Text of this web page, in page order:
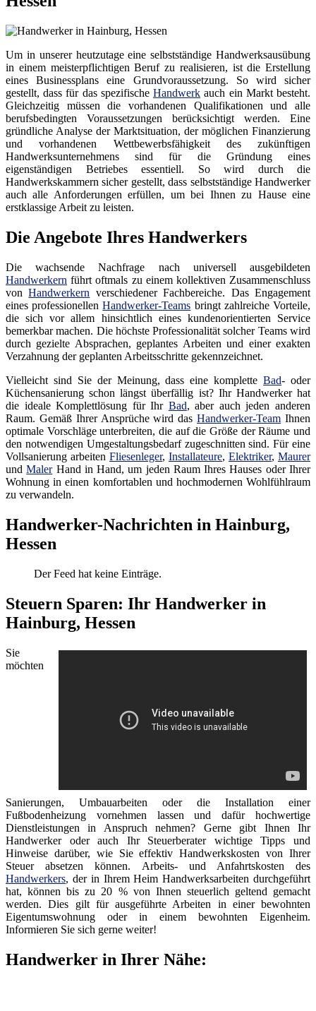
Um in unserer heutzutage eine selbstständige Handwerksausübung
in einem meisterpflichtigen Beruf zu realisieren, ist die Erstellung
eines Businessplans eine Grundvoraussetzung. So wird sicher
gestellt, dass für das spezifischeHandwerk auch ein Markt besteht.
Gleichzeitig müssen die vorhandenen Qualifikationen und alle
berufsbedingten Voraussetzungen berücksichtigt werden. Eine
gründliche Analyse der Marktsituation, der möglichen Finanzierung
und vorhandenen Wettbewerbsfähigkeit des zukünftigen
Handwerksunternehmens sind für die Gründung eines
eigenständigen Betriebes essentiell. So wird durch die
Handwerkskammern sicher gestellt, dass selbstständige Handwerker
auch alle Anforderungen erfüllen, um bei Ihnen zu Hause eine
erstklassige Arbeit zu leisten.
Die Angebote Ihres Handwerkers
Die wachsende Nachfrage nach universell ausgebildeten
Handwerkern führt oftmals zu einem kollektiven Zusammenschluss
vonHandwerkern verschiedener Fachbereiche. Das Engagement
eines professionellenHandwerker-Teams bringt zahlreiche Vorteile,
die sich vor allem hinsichtlich eines kundenorientierten Service
bemerkbar machen. Die höchste Professionalität solcher Teams wird
durch gezielte Absprachen, geplantes Arbeiten und einer exakten
Verzahnung der geplanten Arbeitsschritte gekennzeichnet.
Vielleicht sind Sie der Meinung, dass eine kompletteBad- oder
Küchensanierung schon längst überfällig ist? Ihr Handwerker hat
die ideale Komplettlösung für Ihr Bad, aber auch jeden anderen
Raum. Gemäß Ihrer Ansprüche wird dasHandwerker-Team Ihnen
optimale Vorschläge unterbreiten, die auf die Größe der Räume und
den notwendigen Umgestaltungsbedarf zugeschnitten sind. Für eine
Vollsanierung arbeiten Fliesenleger, Installateure, Elektriker, Maurer
undMalerHand in Hand, um jeden Raum Ihres Hauses oder Ihrer
Wohnung in einen komfortablen und hochmodernen Wohlfühlraum
zu verwandeln.
Handwerker-Nachrichten in Hainburg,
Hessen
Der Feed hat keine Einträge.
Steuern Sparen: Ihr Handwerker in
Hainburg, Hessen
Sie
möchten
Sanierungen, Umbauarbeiten oder die Installation einer
Fußbodenheizung vornehmen lassen und dafür hochwertige
Dienstleistungen in Anspruch nehmen? Gerne gibt Ihnen Ihr
Handwerker oder auch Ihr Steuerberater wichtige Tipps und
Hinweise darüber, wie Sie effektiv Handwerkskosten von Ihrer
Steuer absetzen können. Arbeits- und Anfahrtskosten des
Handwerkers, der in Ihrem Heim Handwerksarbeiten durchgeführt
hat, können bis zu 20 % von Ihnen steuerlich geltend gemacht
werden. Dies gilt für ausgeführte Arbeiten in einer bewohnten
Eigentumswohnung oder in einem bewohnten Eigenheim.
Informieren Sie sich gerne weiter!
Handwerker in Ihrer Nähe: